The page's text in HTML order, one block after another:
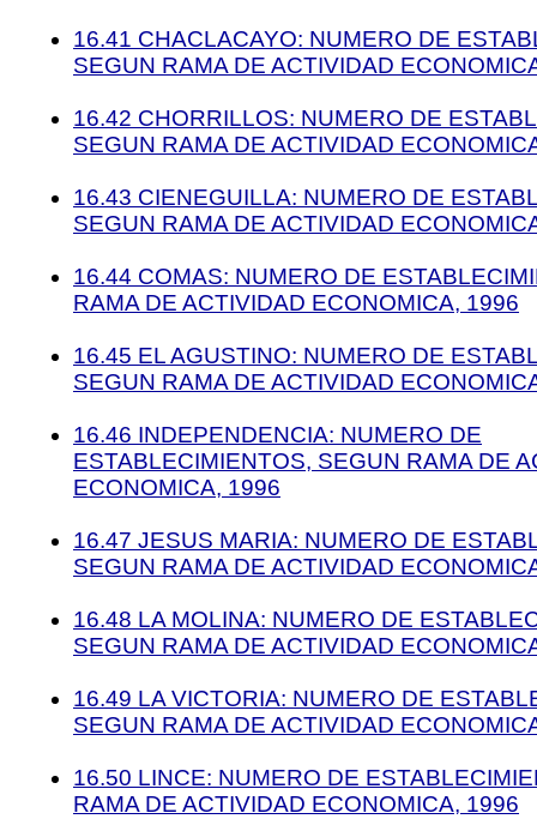
16.41 CHACLACAYO: NUMERO DE
SEGUN RAMA DE ACTIVIDAD
16.42 CHORRILLOS: NUMERO DE
SEGUN RAMA DE ACTIVIDAD
16.43 CIENEGUILLA: NUMERO DE
SEGUN RAMA DE ACTIVIDAD
16.44 COMAS: NUMERO DE
RAMA DE ACTIVIDAD ECONOMICA, 1996
16.45 EL AGUSTINO: NUMERO DE
SEGUN RAMA DE ACTIVIDAD
16.46 INDEPENDENCIA: NUMERO DE
ESTABLECIMIENTOS, SEGUN RAMA DE
ECONOMICA, 1996
16.47 JESUS MARIA: NUMERO DE
SEGUN RAMA DE ACTIVIDAD
16.48 LA MOLINA: NUMERO DE
SEGUN RAMA DE ACTIVIDAD
16.49 LA VICTORIA: NUMERO DE
SEGUN RAMA DE ACTIVIDAD
16.50 LINCE: NUMERO DE
RAMA DE ACTIVIDAD ECONOMICA, 1996